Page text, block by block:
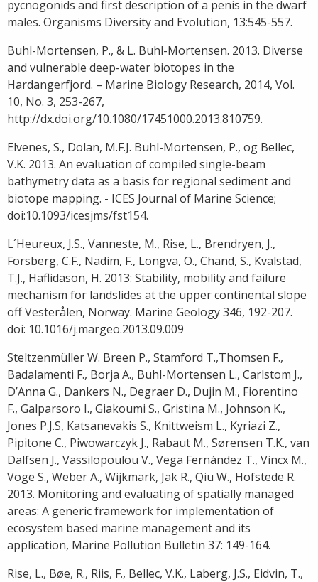
pycnogonids and first description of a penis in the dwarf
males. Organisms Diversity and Evolution, 13:545-557.
Buhl-Mortensen, P., & L. Buhl-Mortensen. 2013. Diverse
and vulnerable deep-water biotopes in the
Hardangerfjord. – Marine Biology Research, 2014, Vol.
10, No. 3, 253-267,
http://dx.doi.org/10.1080/17451000.2013.810759.
Elvenes, S., Dolan, M.F.J. Buhl-Mortensen, P., og Bellec,
V.K. 2013. An evaluation of compiled single-beam
bathymetry data as a basis for regional sediment and
biotope mapping. - ICES Journal of Marine Science;
doi:10.1093/icesjms/fst154.
L´Heureux, J.S., Vanneste, M., Rise, L., Brendryen, J.,
Forsberg, C.F., Nadim, F., Longva, O., Chand, S., Kvalstad,
T.J., Haflidason, H. 2013: Stability, mobility and failure
mechanism for landslides at the upper continental slope
off Vesterålen, Norway. Marine Geology 346, 192-207.
doi: 10.1016/j.margeo.2013.09.009
Steltzenmüller W. Breen P., Stamford T.,Thomsen F.,
Badalamenti F., Borja A., Buhl-Mortensen L., Carlstom J.,
D’Anna G., Dankers N., Degraer D., Dujin M., Fiorentino
F., Galparsoro I., Giakoumi S., Gristina M., Johnson K.,
Jones P.J.S, Katsanevakis S., Knittweism L., Kyriazi Z.,
Pipitone C., Piwowarczyk J., Rabaut M., Sørensen T.K., van
Dalfsen J., Vassilopoulou V., Vega Fernández T., Vincx M.,
Voge S., Weber A., Wijkmark, Jak R., Qiu W., Hofstede R.
2013. Monitoring and evaluating of spatially managed
areas: A generic framework for implementation of
ecosystem based marine management and its
application, Marine Pollution Bulletin 37: 149-164.
Rise, L., Bøe, R., Riis, F., Bellec, V.K., Laberg, J.S., Eidvin, T.,